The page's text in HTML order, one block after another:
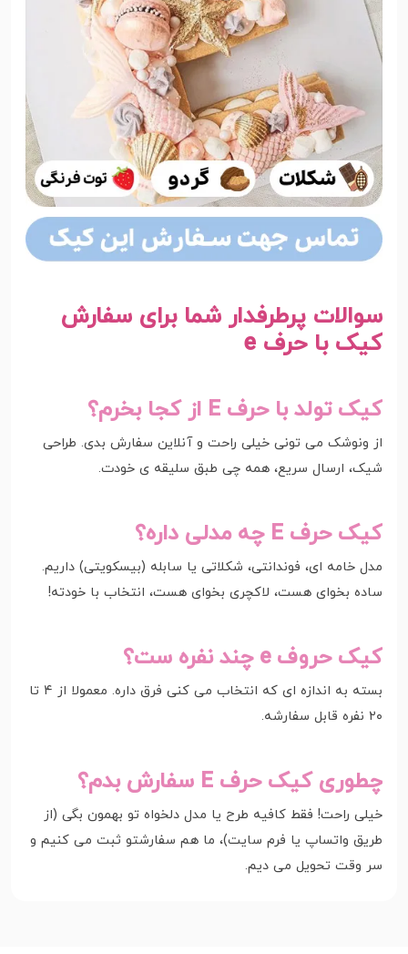
سوالات پرطرفدار شما برای سفارش
کیک با حرف e
کیک تولد با حرف E از کجا بخرم؟
از ونوشک می تونی خیلی راحت و آنلاین سفارش بدی. طراحی
شیک، ارسال سریع، همه چی طبق سلیقه ی خودت.
کیک حرف E چه مدلی داره؟
مدل خامه ای، فوندانتی، شکلاتی یا سابله (بیسکویتی) داریم.
ساده بخوای هست، لاکچری بخوای هست، انتخاب با خودته!
کیک حروف e چند نفره ست؟
بسته به اندازه ای که انتخاب می کنی فرق داره. معمولا از ۴ تا
۲۰ نفره قابل سفارشه.
چطوری کیک حرف E سفارش بدم؟
خیلی راحت! فقط کافیه طرح یا مدل دلخواه تو بهمون بگی (از
طریق واتساپ یا فرم سایت)، ما هم سفارشتو ثبت می کنیم و
سر وقت تحویل می دیم.